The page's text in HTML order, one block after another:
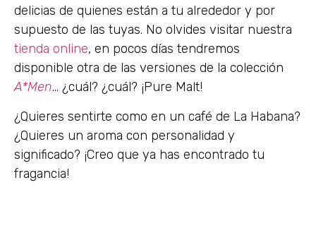
delicias de quienes están a tu alrededor y por
supuesto de las tuyas. No olvides visitar nuestra
tienda online, en pocos días tendremos
disponible otra de las versiones de la colección
A*Men… ¿cuál? ¿cuál? ¡Pure Malt!
¿Quieres sentirte como en un café de La Habana?
¿Quieres un aroma con personalidad y
significado? ¡Creo que ya has encontrado tu
fragancia!